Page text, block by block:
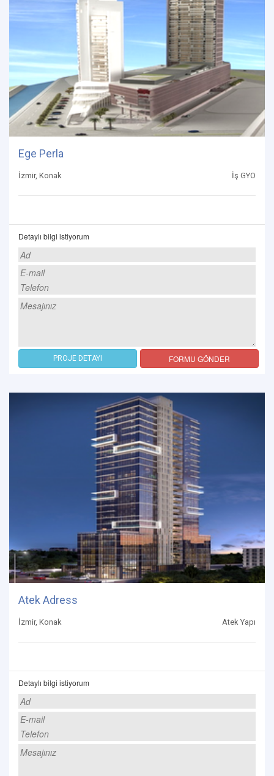
Ege Perla
İzmir, Konak İş GYO
Detaylı bilgi istiyorum
PROJE DETAYI FORMU GÖNDER
Atek Adress
İzmir, Konak Atek Yapı
Detaylı bilgi istiyorum